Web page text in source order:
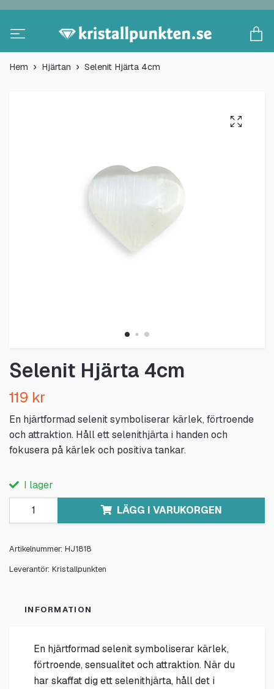
Hem Hjärtan Selenit Hjärta 4cm
Selenit Hjärta 4cm
119 kr
En hjärtformad selenit symboliserar kärlek, förtroende
och attraktion. Håll ett selenithjärta i handen och
fokusera på kärlek och positiva tankar.
I lager
LÄGG I VARUKORGEN
Artikelnummer: HJ1818
Leverantör: Kristallpunkten
INFORMATION
En hjärtformad selenit symboliserar kärlek,
förtroende, sensualitet och attraktion. När du
har skaffat dig ett selenithjärta, håll det i